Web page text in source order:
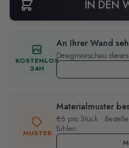
IN DEN
KOSTENLOS
24H
An Ihrer Wand
Designvorschau
MUSTER
Materialmuster
€6 pro Stück ·
fühlen.